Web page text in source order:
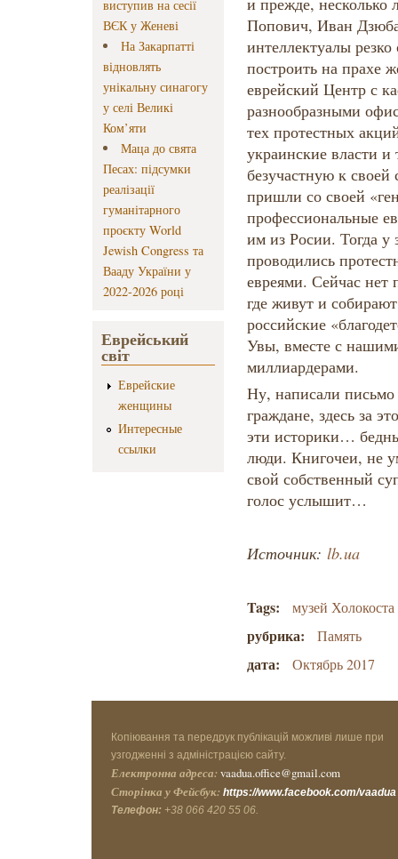
виступив на сесії
ВЄК у Женеві
На Закарпатті
відновлять
унікальну синагогу
у селі Великі
Ком’яти
Маца до свята
Песах: підсумки
реалізації
гуманітарного
проєкту World
Jewish Congress та
Вааду України у
2022-2026 році
Еврейський
світ
Еврейские
женщины
Интересные
ссылки
Попович, Иван
интеллектуалы
построить на прахе
еврейский Центр с
разнообразными
тех протестных
украинские власти и
безучастную к
пришли со своей
профессиональные
им из Росии. Тогда
проводились
евреями. Сейчас
где живут и
российские
Увы, вместе с
миллиардерами.
Ну, написали
граждане, здесь за
эти историки…
люди. Книгочеи, не
свой собственный
голос услышит…
Источник: lb.ua
Tags: музей Холокоста
рубрика: Память
дата: Октябрь 2017
Копіювання та передрук публікацій можливі лише при
узгодженні з адміністрацією сайту.
Електронна адреса: vaadua.office@gmail.com
Сторінка у Фейсбук: https://www.facebook.com/vaadua
Телефон: +38 066 420 55 06.